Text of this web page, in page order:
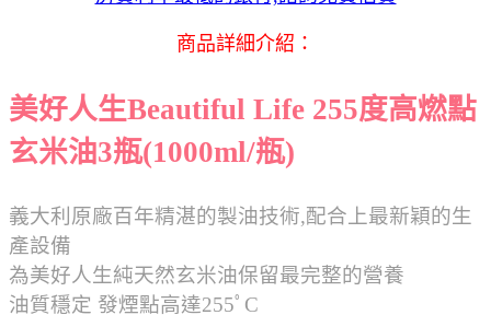
商品詳細介紹：
美好人生Beautiful Life 255度高燃點
玄米油3瓶(1000ml/瓶)
義大利原廠百年精湛的製油技術,配合上最新穎的生
產設備
為美好人生純天然玄米油保留最完整的營養
油質穩定 發煙點高達255ﾟC